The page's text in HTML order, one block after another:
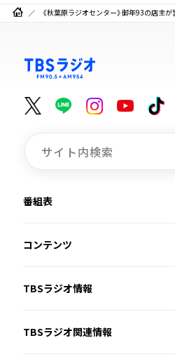
《秋葉原ラジオセンター》御年93の店主
番組表
コンテンツ
TBSラジオ情報
TBSラジオ関連情報